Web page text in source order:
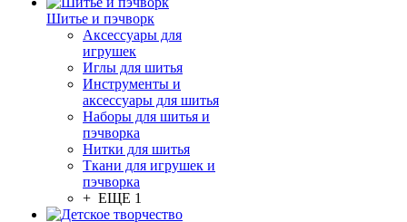
Шитье и пэчворк
Аксессуары для
игрушек
Иглы для шитья
Инструменты и
аксессуары для шитья
Наборы для шитья и
пэчворка
Нитки для шитья
Ткани для игрушек и
пэчворка
+ ЕЩЕ 1